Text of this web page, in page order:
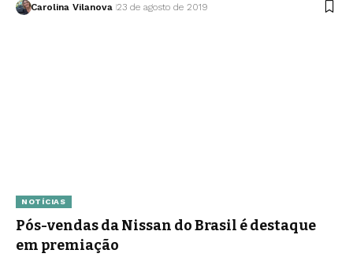
Carolina Vilanova 23 de agosto de 2019
NOTÍCIAS
Pós-vendas da Nissan do Brasil é destaque
em premiação